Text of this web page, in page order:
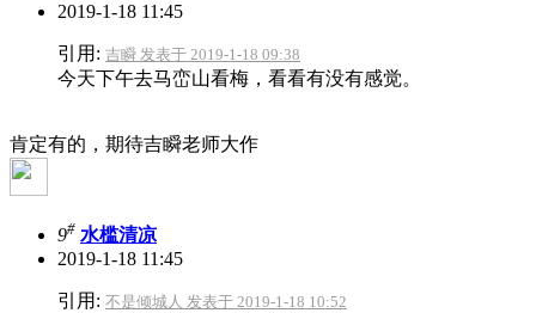
2019-1-18 11:45
引用: 吉瞬 发表于 2019-1-18 09:38
今天下午去马峦山看梅，看看有没有感觉。
肯定有的，期待吉瞬老师大作
9# 水槛清凉
2019-1-18 11:45
引用: 不是倾城人 发表于 2019-1-18 10:52